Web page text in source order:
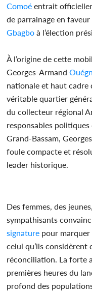
Comoé entrait
de parrainage en
Gbagbo à l’élection
À l’origine de cette
Georges-Armand
nationale et haut cadre
véritable quartier
du collecteur régional
responsables politiques
Grand-Bassam,
foule compacte et
leader historique.
Des femmes, des
sympathisants
signature pour
celui qu’ils considèrent
réconciliation. La forte
premières heures du
profond des